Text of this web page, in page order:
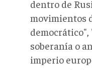
dentro de
movimientos
soberanía o
imperio